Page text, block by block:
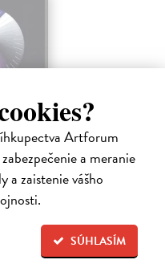
Artforum
a meranie
a zaistenie vášho
SÚHLASÍM
4 DVD